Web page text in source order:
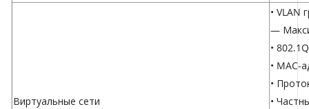
Виртуальные сети
• VLAN
—
•
• MAC-
•
•